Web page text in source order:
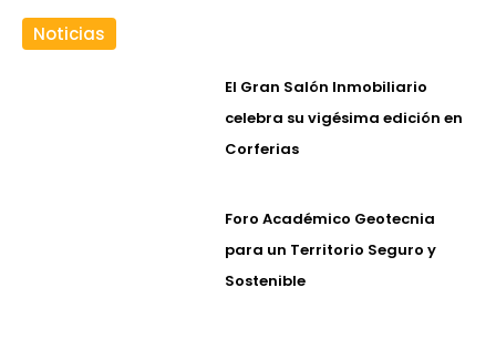
Noticias
El Gran Salón Inmobiliario
celebra su vigésima edición en
Corferias
Foro Académico Geotecnia
para un Territorio Seguro y
Sostenible